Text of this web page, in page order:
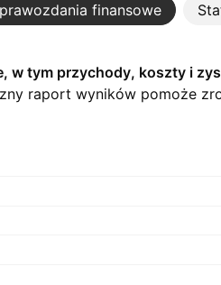
finansowe
w tym przychody, koszty i
raport wyników pomoże